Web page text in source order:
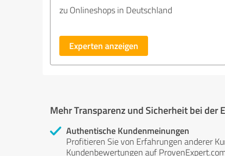
zu Onlineshops in Deutschland
Experten anzeigen
Mehr Transparenz und Sicherheit bei der
Authentische Kundenmeinungen
Profitieren Sie von Erfahrungen anderer
Kundenbewertungen auf